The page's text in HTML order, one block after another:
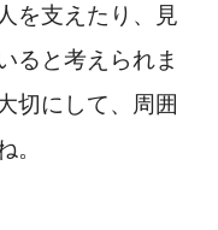
を支えたり、見
ると考えられま
切にして、周囲
。